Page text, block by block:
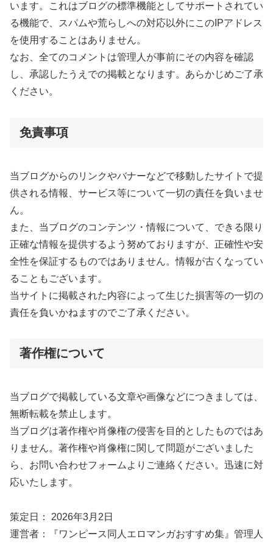
います。これはブログの標準機能としてサポートされてい
る機能で、スパムや荒らしへの対応以外にこのIPアドレス
を使用することはありません。
なお、全てのコメントは管理人が事前にその内容を確認
し、承認したうえでの掲載となります。あらかじめご了承
ください。
免責事項
当ブログからのリンクやバナーなどで移動したサイトで提
供される情報、サービス等について一切の責任を負いませ
ん。
また、当ブログのコンテンツ・情報について、できる限り
正確な情報を提供するよう努めておりますが、正確性や安
全性を保証するものではありません。情報が古くなってい
ることもございます。
当サイトに掲載された内容によって生じた損害等の一切の
責任を負いかねますのでご了承ください。
著作権について
当ブログで掲載している文章や画像などにつきましては、
無断転載を禁止します。
当ブログは著作権や肖像権の侵害を目的としたものではあ
りません。著作権や肖像権に関して問題がございました
ら、お問い合わせフォームよりご連絡ください。迅速に対
応いたします。
策定日： 2026年3月2日
運営者：『ワンピース同人エロマンガおすすめ集』管理人